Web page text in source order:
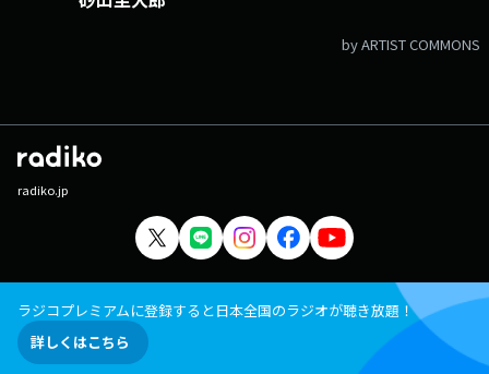
by ARTIST COMMONS
radiko.jp
ラジコプレミアムに登録すると日本全国のラジオが聴き放題！
詳しくはこちら